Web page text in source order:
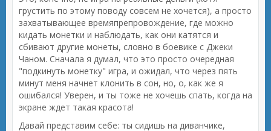
грустить по этому поводу совсем не хочется), а просто
захватывающее времяпрепровождение, где можно
кидать монетки и наблюдать, как они катятся и
сбивают другие монеты, словно в боевике с Джеки
Чаном. Сначала я думал, что это просто очередная
"подкинуть монетку" игра, и ожидал, что через пять
минут меня начнет клонить в сон, но, о, как же я
ошибался! Уверен, и ты тоже не хочешь спать, когда на
экране ждет такая красота!
Давай представим себе: ты сидишь на диванчике,